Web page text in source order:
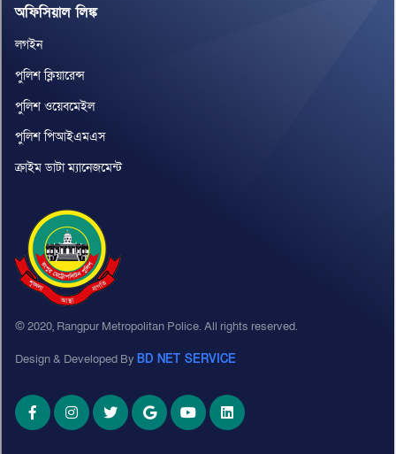
অফিসিয়াল লিঙ্ক
লগইন
পুলিশ ক্লিয়ারেন্স
পুলিশ ওয়েবমেইল
পুলিশ পিআইএমএস
ক্রাইম ডাটা ম্যানেজমেন্ট
© 2020, Rangpur Metropolitan Police. All rights reserved.
Design & Developed By BD NET SERVICE